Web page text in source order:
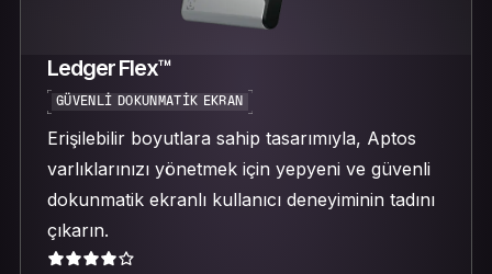
Ledger Flex™
GÜVENLI DOKUNMATIK EKRAN
Erişilebilir boyutlara sahip tasarımıyla, Aptos
varlıklarınızı yönetmek için yepyeni ve güvenli
dokunmatik ekranlı kullanıcı deneyiminin tadını
çıkarın.